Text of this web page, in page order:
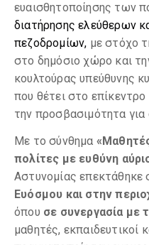
ευαισθητοποίησης των
διατήρησης ελεύθερων
πεζοδρομίων, με στόχο
στο δημόσιο χώρο και
κουλτούρας υπεύθυνης
που θέτει στο
την προσβασιμότητα για
Με το σύνθημα
πολίτες με ευθύνη
Αστυνομίας επεκτάθηκε
Ευόσμου και στην
όπου σε συνεργασία με
μαθητές, εκπαιδευτικοί